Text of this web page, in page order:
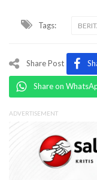
Tags:
Share Post
Share on
ADVERTISEMENT